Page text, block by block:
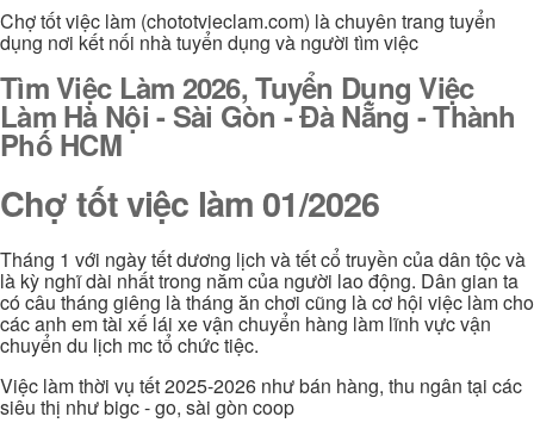
Chợ tốt việc làm (chototvieclam.com) là chuyên trang tuyển
dụng nơi kết nối nhà tuyển dụng và người tìm việc
Tìm Việc Làm 2026, Tuyển Dụng Việc
Làm Hà Nội - Sài Gòn - Đà Nẵng - Thành
Phố HCM
Chợ tốt việc làm 01/2026
Tháng 1 với ngày tết dương lịch và tết cổ truyền của dân tộc và
là kỳ nghĩ dài nhất trong năm của người lao động. Dân gian ta
có câu tháng giêng là tháng ăn chơi cũng là cơ hội việc làm cho
các anh em tài xế lái xe vận chuyển hàng làm lĩnh vực vận
chuyển du lịch mc tổ chức tiệc.
Việc làm thời vụ tết 2025-2026 như bán hàng, thu ngân tại các
siêu thị như bigc - go, sài gòn coop